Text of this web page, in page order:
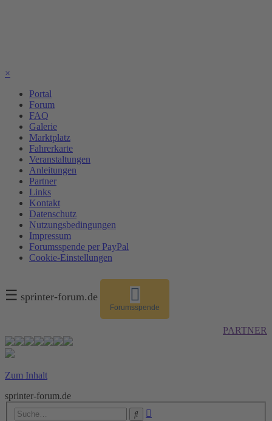
×
Portal
Forum
FAQ
Galerie
Marktplatz
Fahrerkarte
Veranstaltungen
Anleitungen
Partner
Links
Kontakt
Datenschutz
Nutzungsbedingungen
Impressum
Forumsspende per PayPal
Cookie-Einstellungen
☰ sprinter-forum.de
Forumsspende
PARTNER
Zum Inhalt
sprinter-forum.de
Suche